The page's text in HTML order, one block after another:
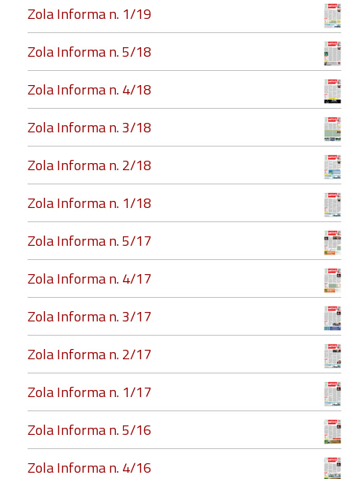
Zola Informa n. 1/19
Zola Informa n. 5/18
Zola Informa n. 4/18
Zola Informa n. 3/18
Zola Informa n. 2/18
Zola Informa n. 1/18
Zola Informa n. 5/17
Zola Informa n. 4/17
Zola Informa n. 3/17
Zola Informa n. 2/17
Zola Informa n. 1/17
Zola Informa n. 5/16
Zola Informa n. 4/16